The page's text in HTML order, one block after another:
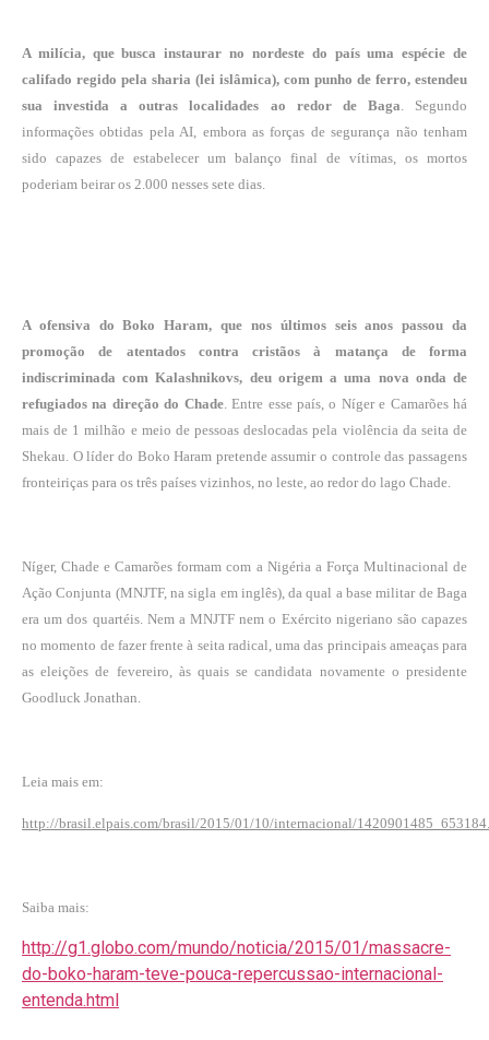
A milícia, que busca instaurar no nordeste do país uma espécie de
califado regido pela sharia (lei islâmica), com punho de ferro, estendeu
sua investida a outras localidades ao redor de Baga . Segundo
informações obtidas pela AI, embora as forças de segurança não tenham
sido capazes de estabelecer um balanço final de vítimas, os mortos
poderiam beirar os 2.000 nesses sete dias.
A ofensiva do Boko Haram, que nos últimos seis anos passou da
promoção de atentados contra cristãos à matança de forma
indiscriminada com Kalashnikovs, deu origem a uma nova onda de
refugiados na direção do Chade. Entre esse país, o Níger e Camarões há
mais de 1 milhão e meio de pessoas deslocadas pela violência da seita de
Shekau. O líder do Boko Haram pretende assumir o controle das passagens
fronteiriças para os três países vizinhos, no leste, ao redor do lago Chade.
Níger, Chade e Camarões formam com a Nigéria a Força Multinacional de
Ação Conjunta (MNJTF, na sigla em inglês), da qual a base militar de Baga
era um dos quartéis. Nem a MNJTF nem o Exército nigeriano são capazes
no momento de fazer frente à seita radical, uma das principais ameaças para
as eleições de fevereiro, às quais se candidata novamente o presidente
Goodluck Jonathan.
Leia mais em:
http://brasil.elpais.com/brasil/2015/01/10/internacional/
Saiba mais:
http://g1.globo.com/mundo/noticia/2015/01/massacre-
do-boko-haram-teve-pouca-repercussao-internacional-
entenda.html